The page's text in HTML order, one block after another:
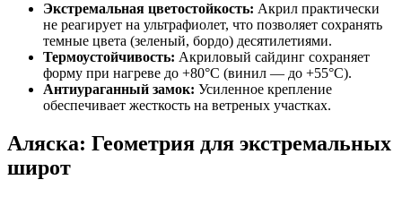
Экстремальная цветостойкость: Акрил практически
не реагирует на ультрафиолет, что позволяет сохранять
темные цвета (зеленый, бордо) десятилетиями.
Термоустойчивость: Акриловый сайдинг сохраняет
форму при нагреве до +80°C (винил — до +55°C).
Антиураганный замок: Усиленное крепление
обеспечивает жесткость на ветреных участках.
Аляска: Геометрия для экстремальных
широт